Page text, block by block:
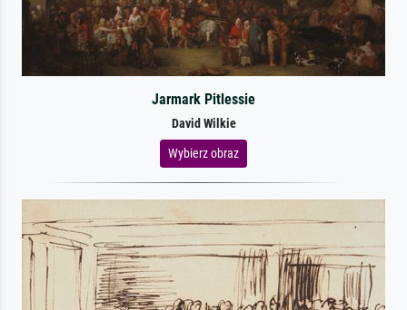
Jarmark Pitlessie
David Wilkie
Wybierz obraz